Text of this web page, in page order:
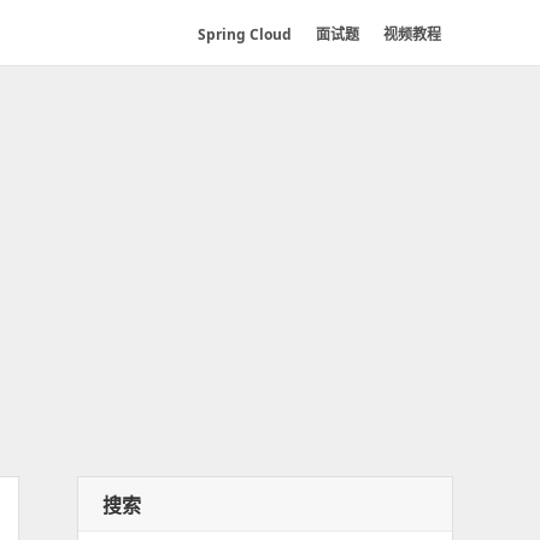
Spring Cloud 面试题 视频教程
搜索